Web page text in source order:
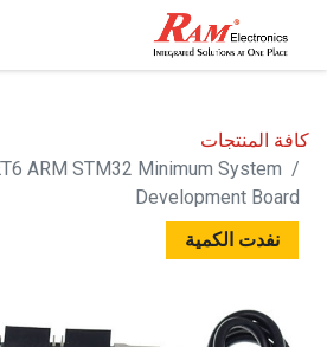
كافة المنتجات
ARM STM32 Minimum System
Development Board
نفدت الكمية